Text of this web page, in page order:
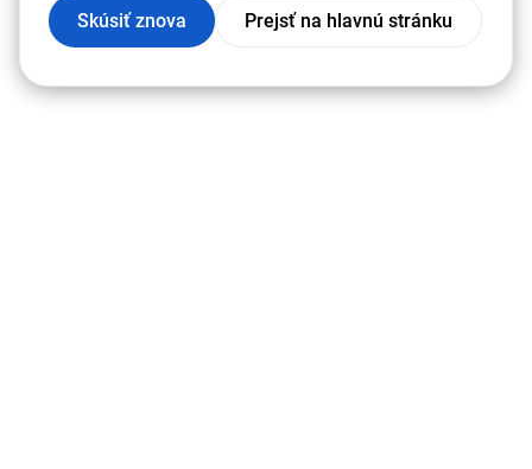
Skúsiť znova Prejsť na hlavnú stránku